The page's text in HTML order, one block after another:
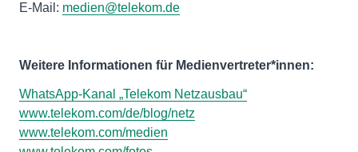
E-Mail: medien@telekom.de
Weitere Informationen für Medienvertreter*innen:
WhatsApp-Kanal „Telekom Netzausbau“
www.telekom.com/de/blog/netz
www.telekom.com/medien